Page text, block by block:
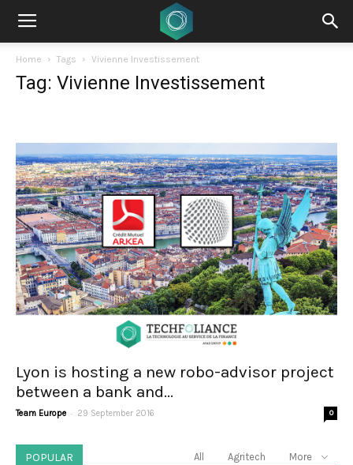
Home Tags Vivienne Investissement
Tag: Vivienne Investissement
Lyon is hosting a new robo-advisor project
between a bank and...
Team Europe - 29 September 2016 0
POPULAR All Agritech More